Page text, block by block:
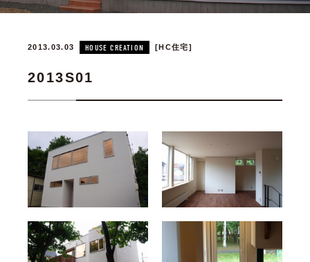
2013.03.03 HOUSE CREATION HC住宅
2013S01